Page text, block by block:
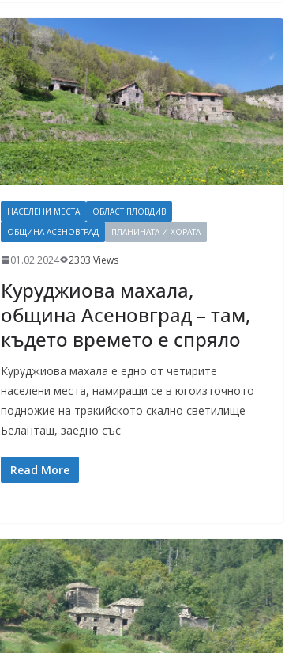
НАСЕЛЕНИ МЕСТА
ОБЛАСТ ПЛОВДИВ
ОБЩИНА АСЕНОВГРАД
ПЛАНИНАТА И ХОРАТА
01.02.2024 2303 Views
Куруджиова махала,
община Асеновград – там,
където времето е спряло
Куруджиова махала е едно от четирите
населени места, намиращи се в югоизточното
подножие на тракийското скално светилище
Беланташ, заедно със
Read More